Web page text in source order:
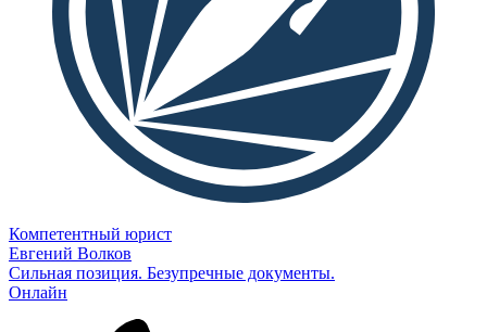
Компетентный юрист
Евгений Волков
Сильная позиция. Безупречные документы.
Онлайн